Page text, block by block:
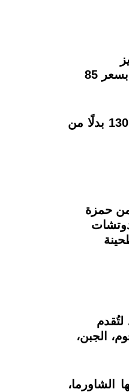
بالخصومات، وتتكون أول وجبة بالعرض على أرز بسمتي وقطع الدجاج الكرسبي بصوص الرانش بالإضافة إلى بطاطس شيدر بسعر 85
ومحبي الفطير يمكنهم طلب فطيرة مكس لحوم كبير وفطيرة جلاكسي المتكونة من نص نوتيلا ومص وايت تشوكليت بسعر 130 بدلًا من
حمزة
140 جنيه، أما إن كنت انت وأصدقائك من محبي الكفتة يمكنكم طلب 4 سندوتشات
الجبن،
الشاورما،